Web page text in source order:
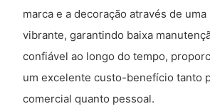
marca e a decoração através de uma
vibrante, garantindo baixa
confiável ao longo do tempo,
um excelente custo-benefício tanto
comercial quanto pessoal.